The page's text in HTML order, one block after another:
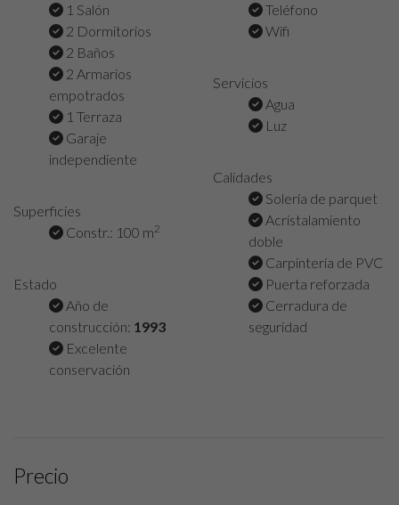
1 Salón
2 Dormitorios
2 Baños
2 Armarios
empotrados
1 Terraza
Garaje
independiente
Superficies
Constr.: 100 m2
Estado
Año de
construcción: 1993
Excelente
conservación
Teléfono
Wifi
Servicios
Agua
Luz
Calidades
Solería de parquet
Acristalamiento
doble
Carpintería de PVC
Puerta reforzada
Cerradura de
seguridad
Precio